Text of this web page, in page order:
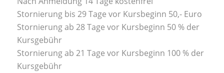
Stornierung bis 29 Tage vor Kursbeginn 50,- Euro
Stornierung ab 28 Tage vor Kursbeginn 50 % der
Kursgebühr
Stornierung ab 21 Tage vor Kursbeginn 100 % der
Kursgebühr